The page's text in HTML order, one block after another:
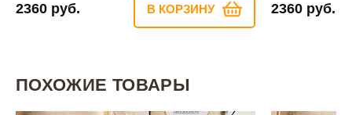
2360 руб. В КОРЗИНУ 2360 руб.
ПОХОЖИЕ ТОВАРЫ